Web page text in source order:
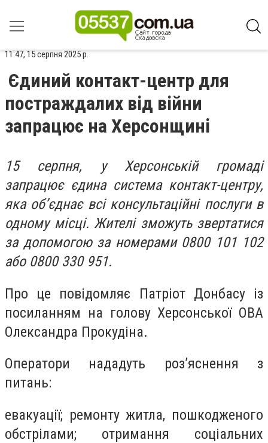
11:47, 15 серпня 2025 р.
Єдиний контакт-центр для
постраждалих від війни
запрацює на Херсонщині
15 серпня, у Херсонській громаді
запрацює єдина система контакт-центру,
яка об’єднає всі консультаційні послуги в
одному місці. Жителі зможуть звертатися
за допомогою за номерами 0800 101 102
або 0800 330 951.
Про це повідомляє Патріот Донбасу із
посиланням на голову Херсонської ОВА
Олександра Прокудіна.
Оператори нададуть роз’яснення з
питань:
евакуації; ремонту житла, пошкодженого
обстрілами; отримання соціальних